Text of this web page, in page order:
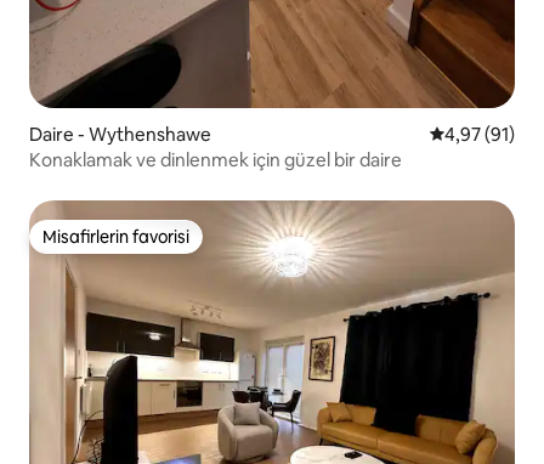
Daire - Wythenshawe 5 üzerinden
4,97 (91)
Konaklamak ve dinlenmek için güzel bir daire
Misafirlerin favorisi
Misafirlerin favorisi